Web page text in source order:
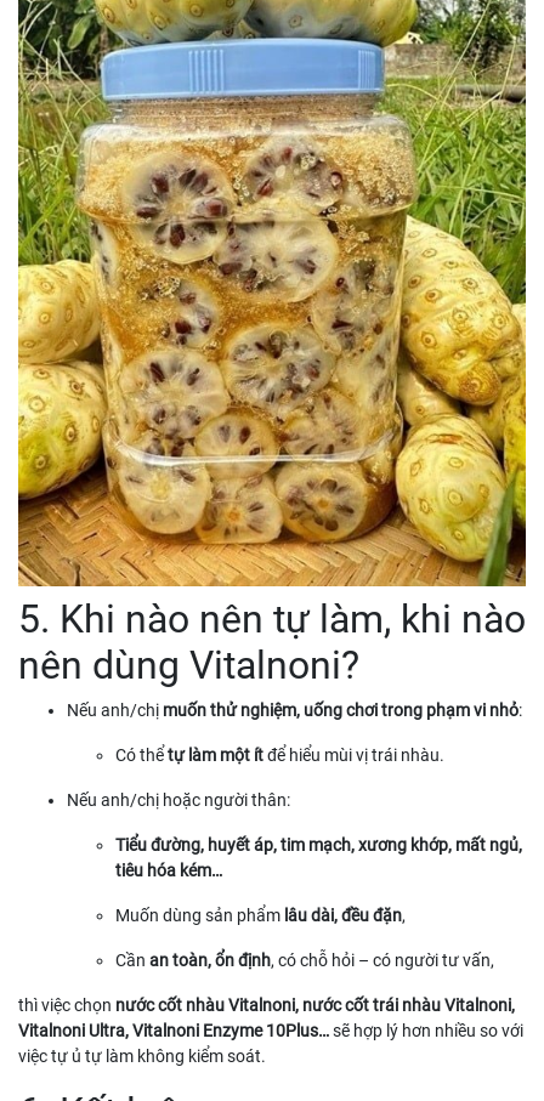
5. Khi nào nên tự làm, khi nào
nên dùng Vitalnoni?
Nếu anh/chị muốn thử nghiệm, uống chơi trong phạm vi nhỏ:
Có thểtự làm một ítđể hiểu mùi vị trái nhàu.
Nếu anh/chị hoặc người thân:
Tiểu đường, huyết áp, tim mạch, xương khớp, mất ngủ,
tiêu hóa kém…
Muốn dùng sản phẩm lâu dài, đều đặn,
Cần an toàn, ổn định, có chỗ hỏi – có người tư vấn,
thì việc chọn nước cốt nhàu Vitalnoni, nước cốt trái nhàu Vitalnoni,
Vitalnoni Ultra, Vitalnoni Enzyme 10Plus…sẽ hợp lý hơn nhiều so với
việc tự ủ tự làm không kiểm soát.